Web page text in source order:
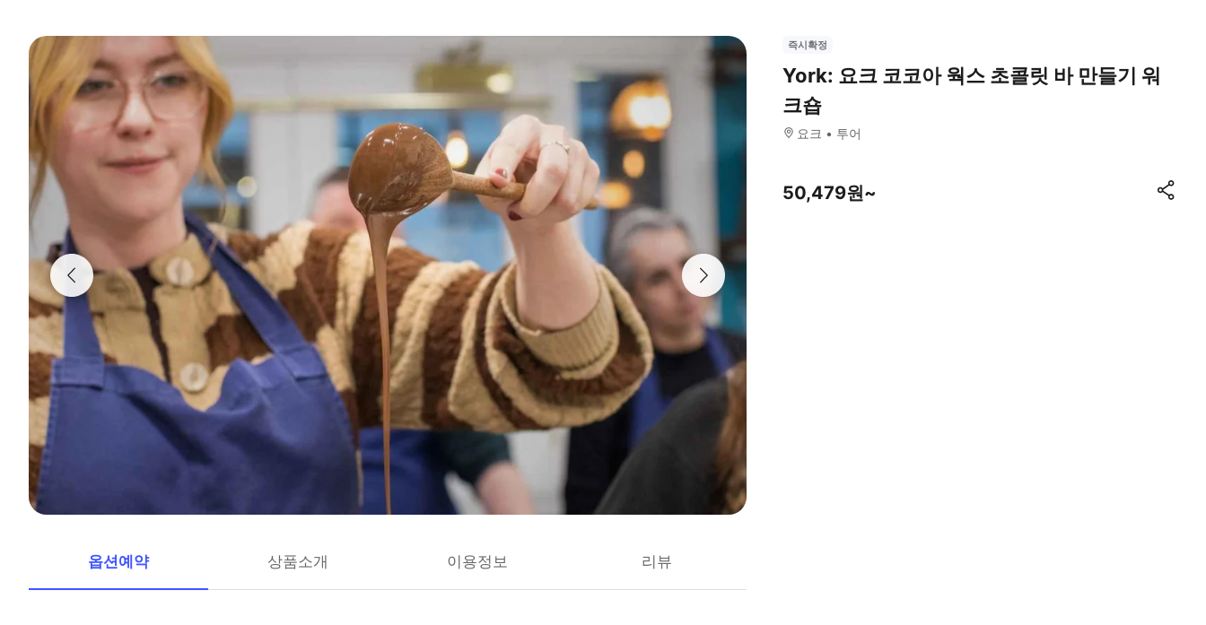
옵션예약 상품소개 이용정보 리뷰
즉시확정
York: 요크 코코아 웍스 초콜릿 바 만들기 워
크숍
요크 투어
50,479원~